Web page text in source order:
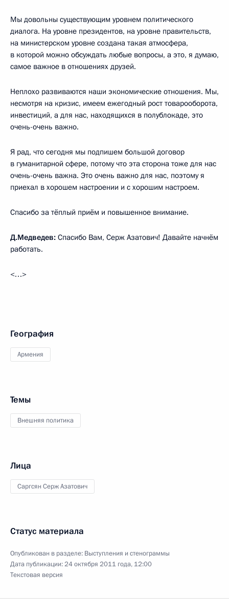
Мы довольны существующим уровнем политического
диалога. На уровне президентов, на уровне правительств,
на министерском уровне создана такая атмосфера,
в которой можно обсуждать любые вопросы, а это, я думаю,
самое важное в отношениях друзей.
Неплохо развиваются наши экономические отношения. Мы,
несмотря на кризис, имеем ежегодный рост товарооборота,
инвестиций, а для нас, находящихся в полублокаде, это
очень-очень важно.
Я рад, что сегодня мы подпишем большой договор
в гуманитарной сфере, потому что эта сторона тоже для нас
очень-очень важна. Это очень важно для нас, поэтому я
приехал в хорошем настроении и с хорошим настроем.
Спасибо за тёплый приём и повышенное внимание.
Д.Медведев: Спасибо Вам, Серж Азатович! Давайте начнём
работать.
<…>
География
Армения
Темы
Внешняя политика
Лица
Саргсян Серж Азатович
Статус материала
Опубликован в разделе: Выступления и стенограммы
Дата публикации:24 октября 2011 года, 12:00
Текстовая версия